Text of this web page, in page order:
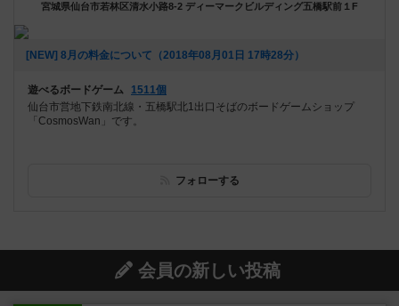
宮城県仙台市若林区清水小路8-2 ディーマークビルディング五橋駅前１F
[NEW] 8月の料金について（2018年08月01日 17時28分）
遊べるボードゲーム
1511個
仙台市営地下鉄南北線・五橋駅北1出口そばのボードゲームショップ
「CosmosWan」です。
フォローする
会員の新しい投稿